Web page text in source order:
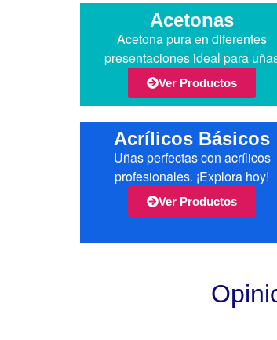
Acetonas
Acetona pura en diferentes
presentaciones ideal para
Ver Productos
Acrílicos Básicos
Uñas perfectas con acrílicos
profesionales. ¡Explora hoy!
Ver Productos